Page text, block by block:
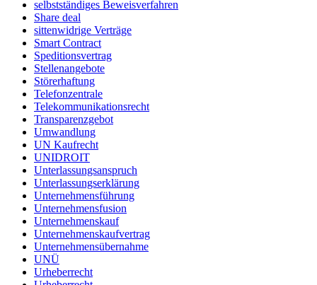
selbstständiges Beweisverfahren
Share deal
sittenwidrige Verträge
Smart Contract
Speditionsvertrag
Stellenangebote
Störerhaftung
Telefonzentrale
Telekommunikationsrecht
Transparenzgebot
Umwandlung
UN Kaufrecht
UNIDROIT
Unterlassungsanspruch
Unterlassungserklärung
Unternehmensführung
Unternehmensfusion
Unternehmenskauf
Unternehmenskaufvertrag
Unternehmensübernahme
UNÜ
Urheberrecht